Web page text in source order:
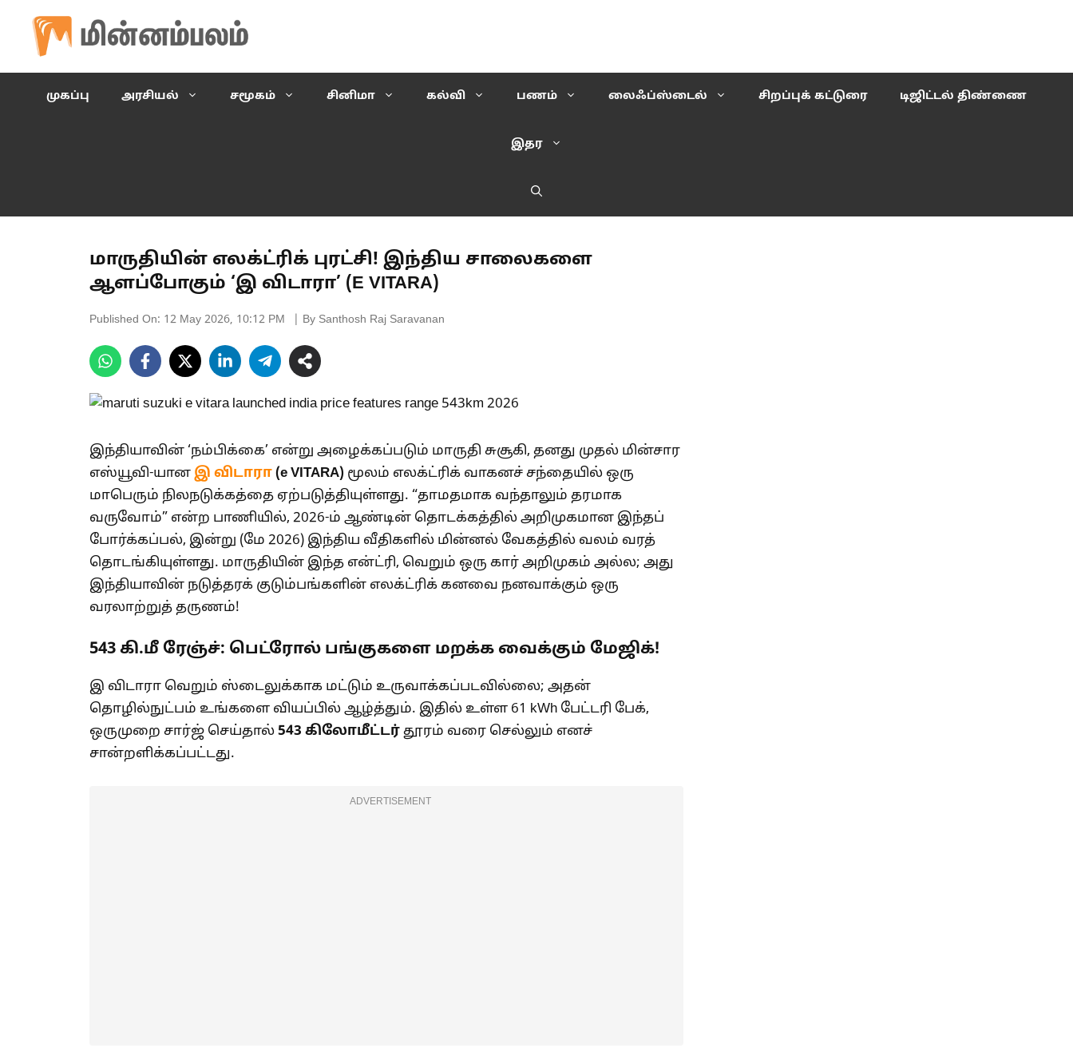
content
முகப்பு அரசியல் சமூகம் சினிமா கல்வி பணம் லைஃப்ஸ்டைல் சிறப்புக் கட்டுரை டிஜிட்டல் திண்ணை
இதர
மாருதியின் எலக்ட்ரிக் புரட்சி! இந்திய சாலைகளை
ஆளப்போகும் ‘இ விடாரா’ (E VITARA)
Published On: 12 May 2026, 10:12 PM | By Santhosh Raj Saravanan
இந்தியாவின் ‘நம்பிக்கை’ என்று அழைக்கப்படும் மாருதி சுசூகி, தனது முதல் மின்சார
எஸ்யூவி-யான இ விடாரா(e VITARA) மூலம் எலக்ட்ரிக் வாகனச் சந்தையில் ஒரு
மாபெரும் நிலநடுக்கத்தை ஏற்படுத்தியுள்ளது. “தாமதமாக வந்தாலும் தரமாக
வருவோம்” என்ற பாணியில், 2026-ம் ஆண்டின் தொடக்கத்தில் அறிமுகமான இந்தப்
போர்க்கப்பல், இன்று (மே 2026) இந்திய வீதிகளில் மின்னல் வேகத்தில் வலம் வரத்
தொடங்கியுள்ளது. மாருதியின் இந்த என்ட்ரி, வெறும் ஒரு கார் அறிமுகம் அல்ல; அது
இந்தியாவின் நடுத்தரக் குடும்பங்களின் எலக்ட்ரிக் கனவை நனவாக்கும் ஒரு
வரலாற்றுத் தருணம்!
543 கி.மீ ரேஞ்ச்: பெட்ரோல் பங்குகளை மறக்க வைக்கும் மேஜிக்!
இ விடாரா வெறும் ஸ்டைலுக்காக மட்டும் உருவாக்கப்படவில்லை; அதன்
தொழில்நுட்பம் உங்களை வியப்பில் ஆழ்த்தும். இதில் உள்ள 61 kWh பேட்டரி பேக்,
ஒருமுறை சார்ஜ் செய்தால்543 கிலோமீட்டர்தூரம் வரை செல்லும் எனச்
சான்றளிக்கப்பட்டது.
ADVERTISEMENT